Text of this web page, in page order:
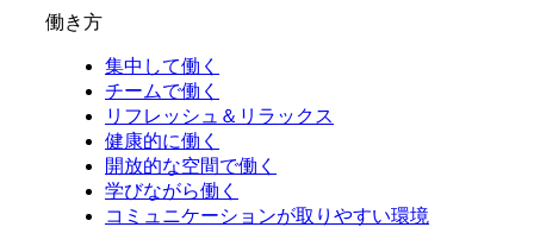
働き方
集中して働く
チームで働く
リフレッシュ＆リラックス
健康的に働く
開放的な空間で働く
学びながら働く
コミュニケーションが取りやすい環境